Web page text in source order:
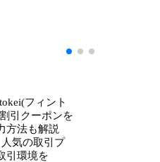
フィント
引クーポンを
方法も解説
気の取引プ
引環境を